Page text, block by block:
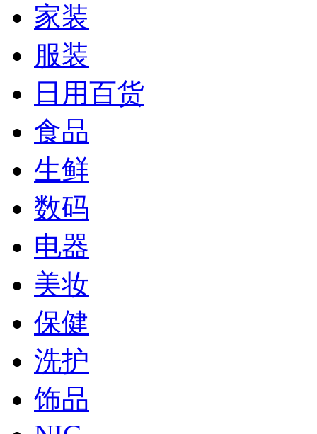
家装
服装
日用百货
食品
生鲜
数码
电器
美妆
保健
洗护
饰品